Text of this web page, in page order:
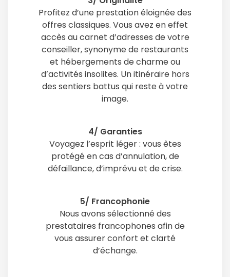
Profitez d’une prestation éloignée des
offres classiques. Vous avez en effet
accès au carnet d’adresses de votre
conseiller, synonyme de restaurants
et hébergements de charme ou
d’activités insolites. Un itinéraire hors
des sentiers battus qui reste à votre
image.
4/ Garanties
Voyagez l’esprit léger : vous êtes
protégé en cas d’annulation, de
défaillance, d’imprévu et de crise.
5/ Francophonie
Nous avons sélectionné des
prestataires francophones afin de
vous assurer confort et clarté
d’échange.